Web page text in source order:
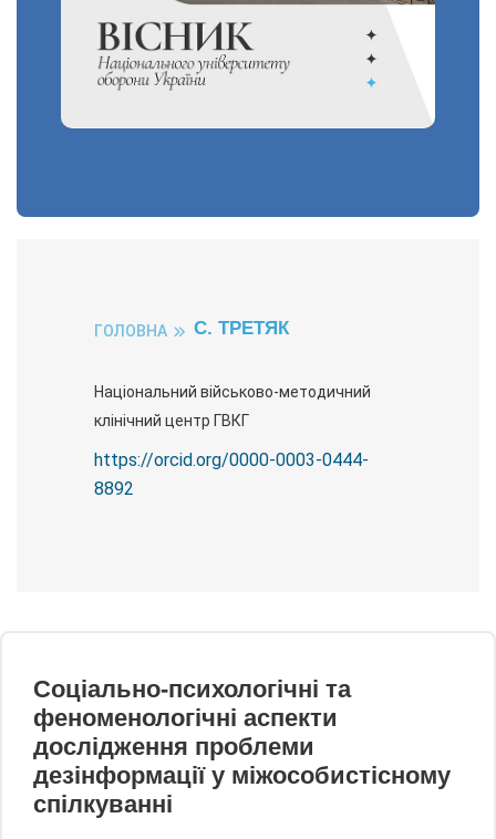
ГОЛОВНА С. ТРЕТЯК
Національний військово-методичний
клінічний центр ГВКГ
https://orcid.org/0000-0003-0444-
8892
Соціально-психологічні та
феноменологічні аспекти
дослідження проблеми
дезінформації у міжособистісному
спілкуванні